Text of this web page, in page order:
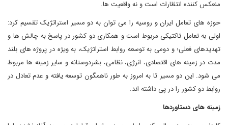
منعکس کننده انتظارات است و نه واقعیت ها.
حوزه های تعامل ایران و روسیه را می توان به دو مسیر استراتژیک تقسیم کرد:
اولی به تعامل تاکتیکی مربوط است و همکاری دو کشور در پاسخ به چالش ها و
تهدیدهای فعلی؛ و دومی به توسعه روابط استراتژیک، به ویژه در پروژه های بلند
مدت در زمینه های اقتصادی، انرژی، نظامی، بشردوستانه و سایر زمینه ها مربوط
می شود. این دو مسیر تا به امروز به طور ناهمگون توسعه یافته و عدم تعادل در
روابط دو کشور را در پی داشته اند.
زمینه های دستاوردها